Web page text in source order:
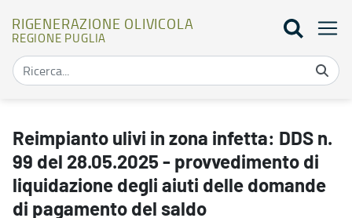
RIGENERAZIONE OLIVICOLA
REGIONE PUGLIA
Reimpianto ulivi in zona infetta: DDS n.
99 del 28.05.2025 - provvedimento di
liquidazione degli aiuti delle domande
di pagamento del saldo